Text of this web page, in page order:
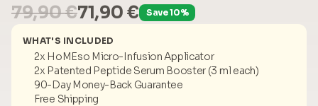
79,90 €71,90 € Save 10%
WHAT'S INCLUDED
2x HoMEso Micro-Infusion Applicator
2x Patented Peptide Serum Booster (3 ml each)
90-Day Money-Back Guarantee
Free Shipping